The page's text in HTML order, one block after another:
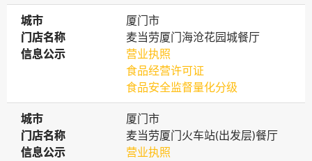
城市
城市
厦门市
门店名称
门店名称
麦当劳厦门海沧花园城餐厅
信息公示
信息公示
营业执照
食品经营许可证
食品安全监督量化分级
城市
城市
厦门市
门店名称
门店名称
麦当劳厦门火车站(出发层)餐厅
信息公示
信息公示
营业执照